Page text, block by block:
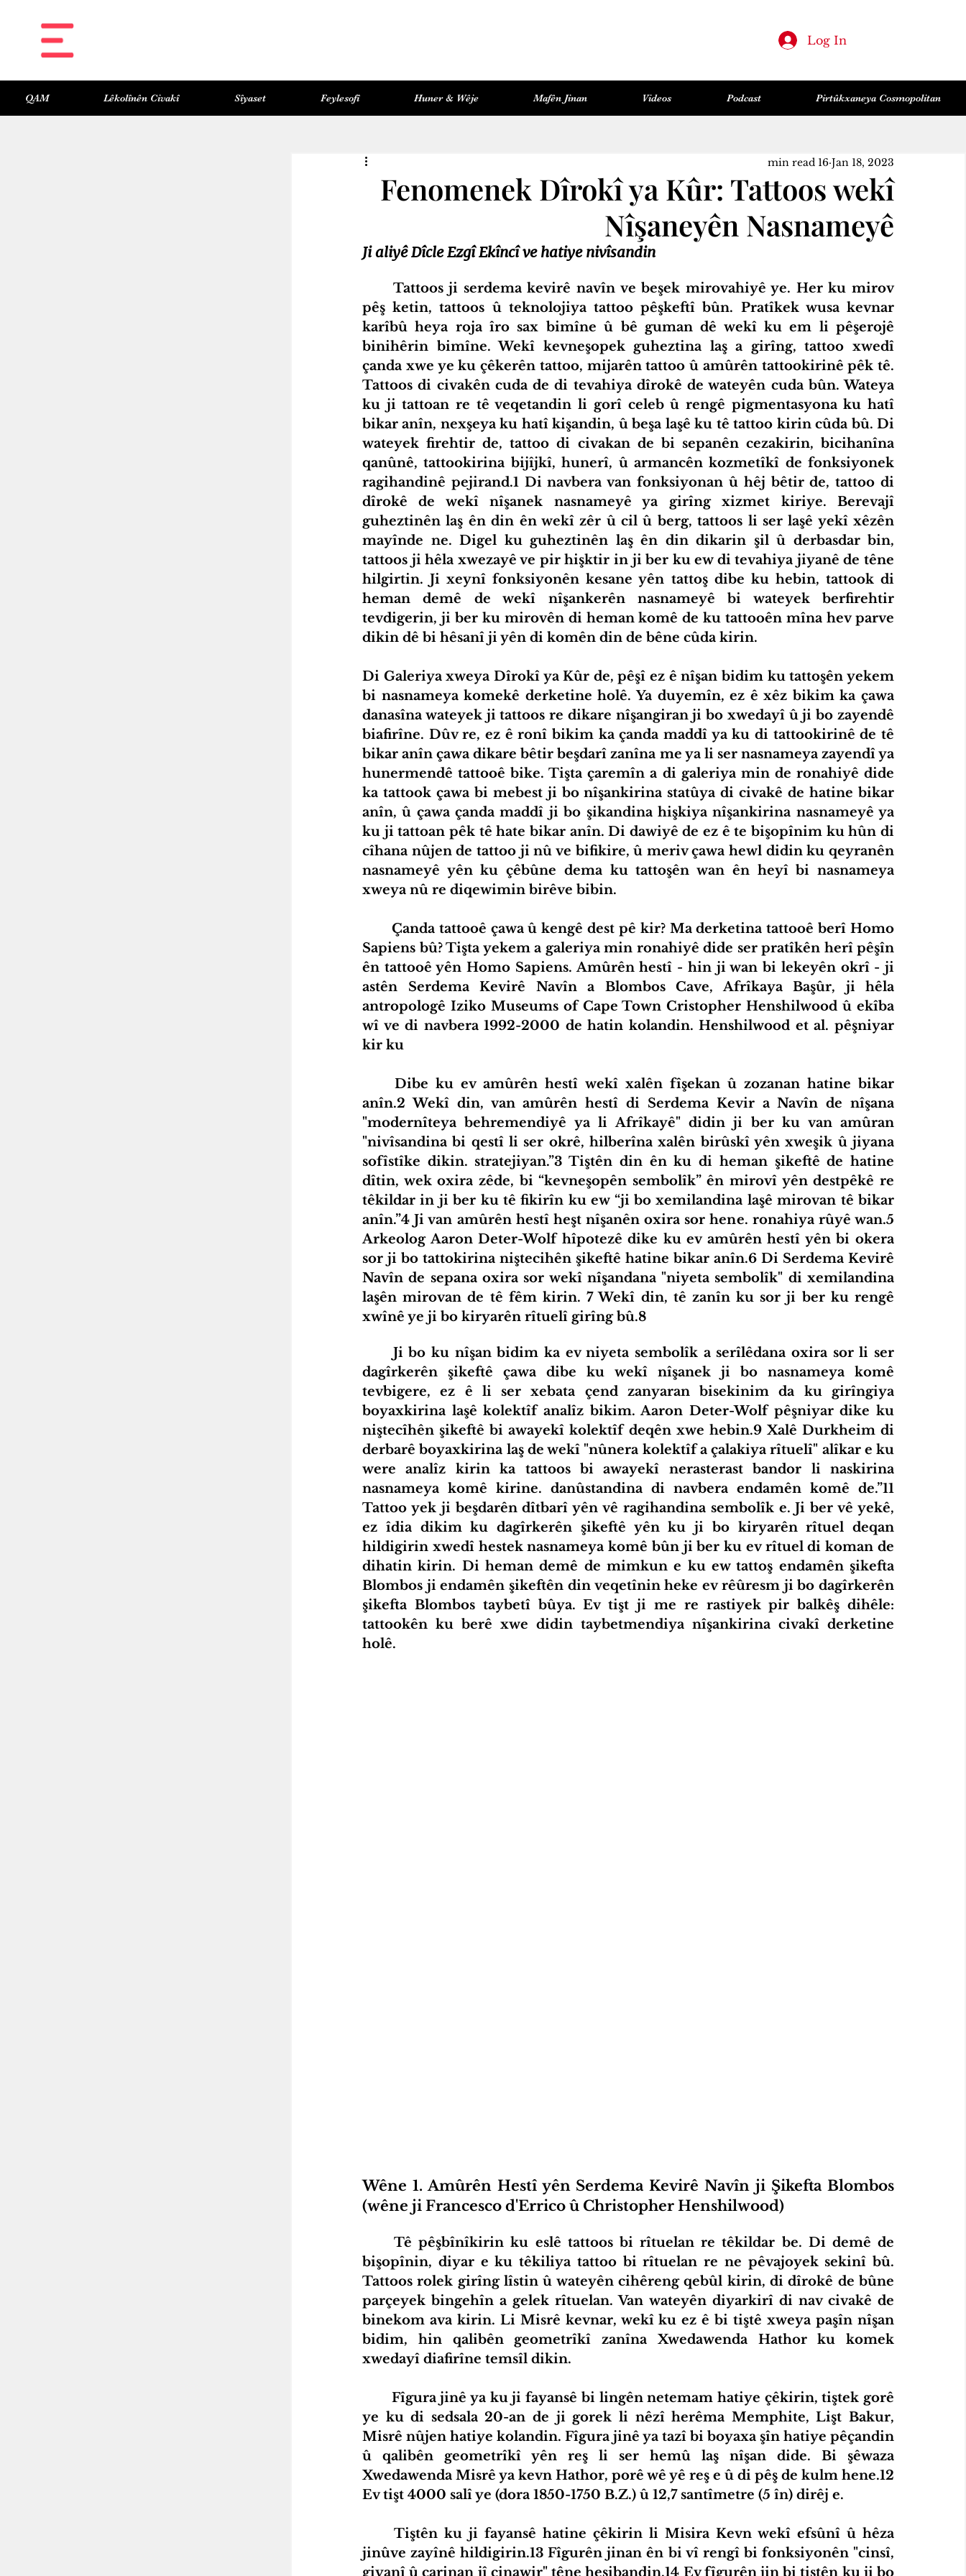
Log In
Fenomenek Dîrokî ya Kûr: Tattoos wekî
Nîşaneyên Nasnameyê
Jan 18, 2023
16 min read
Ji aliyê Dîcle Ezgî Ekîncî ve hatiye nivîsandin
pêş ketin, tattoos û teknolojiya tattoo pêşkeftî bûn. Pratîkek wusa kevnar
karîbû heya roja îro sax bimîne û bê guman dê wekî ku em li pêşerojê
binihêrin bimîne. Wekî kevneşopek guheztina laş a girîng, tattoo xwedî
çanda xwe ye ku çêkerên tattoo, mijarên tattoo û amûrên tattookirinê pêk tê.
Tattoos di civakên cuda de di tevahiya dîrokê de wateyên cuda bûn. Wateya
ku ji tattoan re tê veqetandin li gorî celeb û rengê pigmentasyona ku hatî
bikar anîn, nexşeya ku hatî kişandin, û beşa laşê ku tê tattoo kirin cûda bû. Di
wateyek firehtir de, tattoo di civakan de bi sepanên cezakirin, bicihanîna
qanûnê, tattookirina bijîjkî, hunerî, û armancên kozmetîkî de fonksiyonek
ragihandinê pejirand.1 Di navbera van fonksiyonan û hêj bêtir de, tattoo di
dîrokê de wekî nîşanek nasnameyê ya girîng xizmet kiriye. Berevajî
guheztinên laş ên din ên wekî zêr û cil û berg, tattoos li ser laşê yekî xêzên
mayînde ne. Digel ku guheztinên laş ên din dikarin şil û derbasdar bin,
tattoos ji hêla xwezayê ve pir hişktir in ji ber ku ew di tevahiya jiyanê de têne
hilgirtin. Ji xeynî fonksiyonên kesane yên tattoş dibe ku hebin, tattook di
heman demê de wekî nîşankerên nasnameyê bi wateyek berfirehtir
tevdigerin, ji ber ku mirovên di heman komê de ku tattooên mîna hev parve
dikin dê bi hêsanî ji yên di komên din de bêne cûda kirin.
Di Galeriya xweya Dîrokî ya Kûr de, pêşî ez ê nîşan bidim ku tattoşên yekem
bi nasnameya komekê derketine holê. Ya duyemîn, ez ê xêz bikim ka çawa
danasîna wateyek ji tattoos re dikare nîşangiran ji bo xwedayî û ji bo zayendê
biafirîne. Dûv re, ez ê ronî bikim ka çanda maddî ya ku di tattookirinê de tê
bikar anîn çawa dikare bêtir beşdarî zanîna me ya li ser nasnameya zayendî ya
hunermendê tattooê bike. Tişta çaremîn a di galeriya min de ronahiyê dide
ka tattook çawa bi mebest ji bo nîşankirina statûya di civakê de hatine bikar
anîn, û çawa çanda maddî ji bo şikandina hişkiya nîşankirina nasnameyê ya
ku ji tattoan pêk tê hate bikar anîn. Di dawiyê de ez ê te bişopînim ku hûn di
cîhana nûjen de tattoo ji nû ve bifikire, û meriv çawa hewl didin ku qeyranên
nasnameyê yên ku çêbûne dema ku tattoşên wan ên heyî bi nasnameya
xweya nû re diqewimin birêve bibin.
Sapiens bû? Tişta yekem a galeriya min ronahiyê dide ser pratîkên herî pêşîn
ên tattooê yên Homo Sapiens. Amûrên hestî - hin ji wan bi lekeyên okrî - ji
astên Serdema Kevirê Navîn a Blombos Cave, Afrîkaya Başûr, ji hêla
antropologê Iziko Museums of Cape Town Cristopher Henshilwood û ekîba
wî ve di navbera 1992-2000 de hatin kolandin. Henshilwood et al. pêşniyar
kir ku
Dibe ku ev amûrên hestî wekî xalên fîşekan û zozanan hatine bikar
anîn.2 Wekî din, van amûrên hestî di Serdema Kevir a Navîn de nîşana
"modernîteya behremendiyê ya li Afrîkayê" didin ji ber ku van amûran
"nivîsandina bi qestî li ser okrê, hilberîna xalên birûskî yên xweşik û jiyana
sofîstîke dikin. stratejiyan.”3 Tiştên din ên ku di heman şikeftê de hatine
dîtin, wek oxira zêde, bi “kevneşopên sembolîk” ên mirovî yên destpêkê re
têkildar in ji ber ku tê fikirîn ku ew “ji bo xemilandina laşê mirovan tê bikar
anîn.”4 Ji van amûrên hestî heşt nîşanên oxira sor hene. ronahiya rûyê wan.5
Arkeolog Aaron Deter-Wolf hîpotezê dike ku ev amûrên hestî yên bi okera
sor ji bo tattokirina niştecihên şikeftê hatine bikar anîn.6 Di Serdema Kevirê
Navîn de sepana oxira sor wekî nîşandana "niyeta sembolîk" di xemilandina
laşên mirovan de tê fêm kirin. 7 Wekî din, tê zanîn ku sor ji ber ku rengê
xwînê ye ji bo kiryarên rîtuelî girîng bû.8
dagîrkerên şikeftê çawa dibe ku wekî nîşanek ji bo nasnameya komê
tevbigere, ez ê li ser xebata çend zanyaran bisekinim da ku girîngiya
boyaxkirina laşê kolektîf analîz bikim. Aaron Deter-Wolf pêşniyar dike ku
niştecîhên şikeftê bi awayekî kolektîf deqên xwe hebin.9 Xalê Durkheim di
derbarê boyaxkirina laş de wekî "nûnera kolektîf a çalakiya rîtuelî" alîkar e ku
were analîz kirin ka tattoos bi awayekî nerasterast bandor li naskirina
nasnameya komê kirine. danûstandina di navbera endamên komê de.”11
Tattoo yek ji beşdarên dîtbarî yên vê ragihandina sembolîk e. Ji ber vê yekê,
ez îdia dikim ku dagîrkerên şikeftê yên ku ji bo kiryarên rîtuel deqan
hildigirin xwedî hestek nasnameya komê bûn ji ber ku ev rîtuel di koman de
dihatin kirin. Di heman demê de mimkun e ku ew tattoş endamên şikefta
Blombos ji endamên şikeftên din veqetînin heke ev rêûresm ji bo dagîrkerên
şikefta Blombos taybetî bûya. Ev tişt ji me re rastiyek pir balkêş dihêle:
tattookên ku berê xwe didin taybetmendiya nîşankirina civakî derketine
holê.
Wêne 1. Amûrên Hestî yên Serdema Kevirê Navîn ji Şikefta Blombos
(wêne ji Francesco d'Errico û Christopher Henshilwood)
	Tê pêşbînîkirin ku eslê tattoos bi rîtuelan re têkildar be. Di demê de
bişopînin, diyar e ku têkiliya tattoo bi rîtuelan re ne pêvajoyek sekinî bû.
Tattoos rolek girîng lîstin û wateyên cihêreng qebûl kirin, di dîrokê de bûne
parçeyek bingehîn a gelek rîtuelan. Van wateyên diyarkirî di nav civakê de
binekom ava kirin. Li Misrê kevnar, wekî ku ez ê bi tiştê xweya paşîn nîşan
bidim, hin qalibên geometrîkî zanîna Xwedawenda Hathor ku komek
xwedayî diafirîne temsîl dikin.
Fîgura jinê ya ku ji fayansê bi lingên netemam hatiye çêkirin, tiştek gorê
ye ku di sedsala 20-an de ji gorek li nêzî herêma Memphite, Lişt Bakur,
Misrê nûjen hatiye kolandin. Fîgura jinê ya tazî bi boyaxa şîn hatiye pêçandin
û qalibên geometrîkî yên reş li ser hemû laş nîşan dide. Bi şêwaza
Xwedawenda Misrê ya kevn Hathor, porê wê yê reş e û di pêş de kulm hene.12
Ev tişt 4000 salî ye (dora 1850-1750 B.Z.) û 12,7 santîmetre (5 în) dirêj e.
Tiştên ku ji fayansê hatine çêkirin li Misira Kevn wekî efsûnî û hêza
jinûve zayînê hildigirin.13 Fîgurên jinan ên bi vî rengî bi fonksiyonên "cinsî,
giyanî û carinan jî cinawir" têne hesibandin.14 Ev fîgurên jin bi tiştên ku ji bo
QAM Lêkolînên Civakî Sîyaset Feylesofî Huner & Wêje Mafên Jinan Videos Podcast Pirtûkxaneya Cosmopolitan